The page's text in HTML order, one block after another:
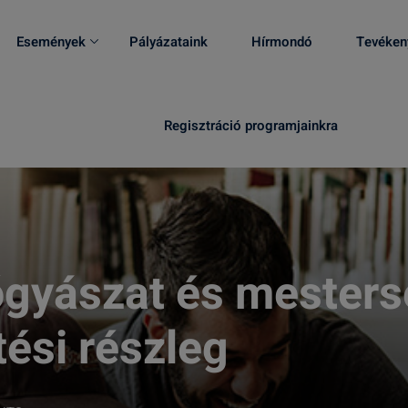
Események Pályázataink Hírmondó
Regisztráció programjainkra
és
részleg